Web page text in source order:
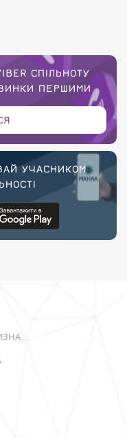
СПІЛЬНОТУ
ПЕРШИМИ
УЧАСНИКОМ